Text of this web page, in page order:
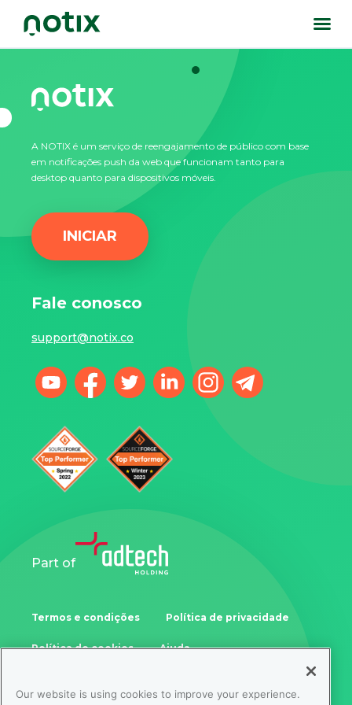
A NOTIX é um serviço de reengajamento de público com base
em notificações push da web que funcionam tanto para
desktop quanto para dispositivos móveis.
INICIAR
Fale conosco
support@notix.co
Part of
Termos e condições Política de privacidade
Política de cookies Ajuda
Samoukale Enterprises Limited
Our website is using cookies to improve your experience.